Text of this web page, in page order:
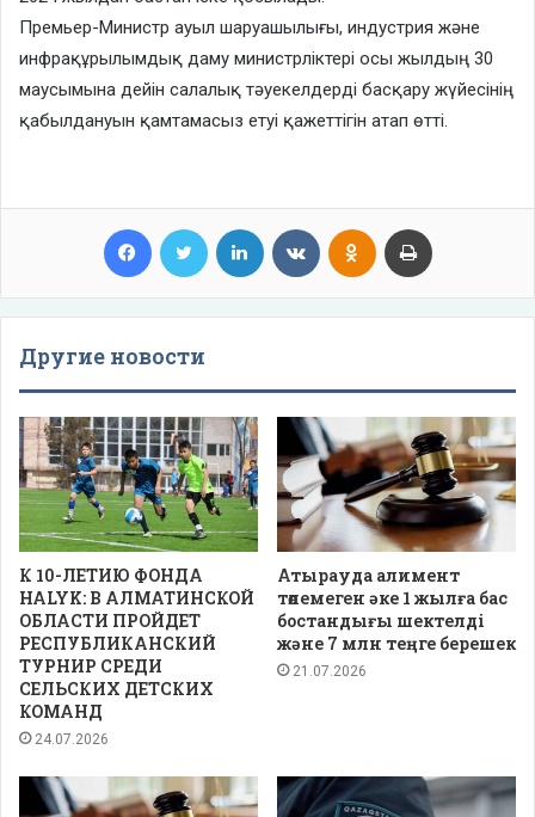
Премьер-Министр ауыл шаруашылығы, индустрия және
инфрақұрылымдық даму министрліктері осы жылдың 30
маусымына дейін салалық тәуекелдерді басқару жүйесінің
қабылдануын қамтамасыз етуі қажеттігін атап өтті.
Facebook Twitter LinkedIn VKontakteOdnoklassniki
Другие новости
К 10-ЛЕТИЮ ФОНДА
HALYK: В АЛМАТИНСКОЙ
ОБЛАСТИ ПРОЙДЕТ
РЕСПУБЛИКАНСКИЙ
ТУРНИР СРЕДИ
СЕЛЬСКИХ ДЕТСКИХ
КОМАНД
24.07.2026
Атырауда алимент
төлемеген әке 1 жылға бас
бостандығы шектелді
және 7 млн теңге берешек
21.07.2026